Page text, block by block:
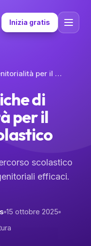
Inizia gratis
Buone Pratiche di Genitorialità per il Successo Scolastico
di
per il
scolastico
efficaci.
15 ottobre 2025